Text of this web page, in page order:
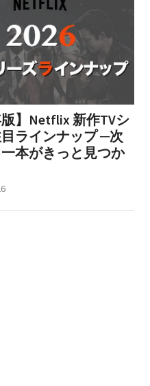
版】Netflix 新作TVシ
ラインナップ ─次
本がきっと見つか